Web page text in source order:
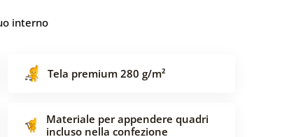
interno
Tela premium 280 g/m²
Materiale per appendere quadri
incluso nella confezione